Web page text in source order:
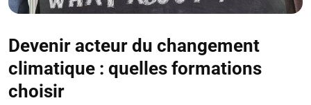
Devenir acteur du changement
climatique : quelles formations
choisir